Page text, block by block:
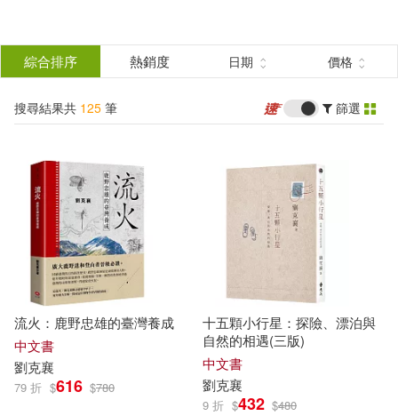
結
分類 (單選)
所有商品(125) 圖書(99)
影音(1) 電子書(25)
作者 (可複選)
劉克襄(109) 劉克襄等(3)
林正盛(3)
綜合排序 熱銷度 日期 價格
搜尋結果共 125 筆 篩選
流火：鹿野忠雄的臺灣養成
中文書
劉克襄
79 折 $616 $780
十五顆小行星：探險、漂泊與
自然的相遇(三版)
中文書
劉克襄
9 折 $432 $480